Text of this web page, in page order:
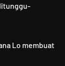
Lo membuat